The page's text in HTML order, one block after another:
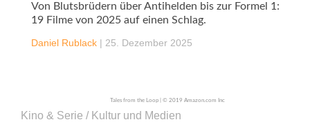
Von Blutsbrüdern über Antihelden bis zur Formel 1:
19 Filme von 2025 auf einen Schlag.
Daniel Rublack | 25. Dezember 2025
Tales from the Loop | © 2019 Amazon.com Inc
Kino & Serie / Kultur und Medien